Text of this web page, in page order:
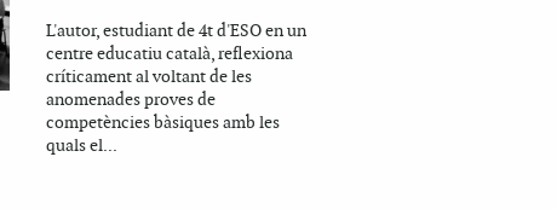
L'autor, estudiant de 4t d'ESO en un
centre educatiu català, reflexiona
críticament al voltant de les
anomenades proves de
competències bàsiques amb les
quals el...